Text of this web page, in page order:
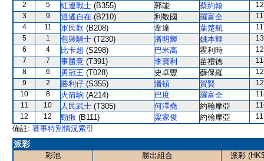
2
5 紅運戰士 (B355) 郭能 蔡約翰
3
9 逍遙自在 (B210) 利敬國 羅富全
4
11 軍民歡 (B208) 韋達 葉楚航
5
1 包裝騎士 (T230) 潘明輝 姚本輝
6
4 比卡超 (S298) 巴米高 霍利時
7
7 事勝意 (T391) 李寶利 苗禮德
8
6 勇冠王 (T028) 史卓豐 蘇保羅
9
2 勝利仔 (S355) 潘頓 賀賢
10
8 火箭駒 (A214) 巴度 羅富全
11
10 人民武士 (T305) 何澤堯 約翰摩亞
12
12 勁揪 (B111) 梁家俊 約翰摩亞
備註: 賽事特別情況索引
派彩
彩池 勝出組合
派彩